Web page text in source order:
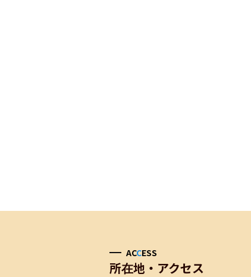
ACCESS
所在地・アクセス